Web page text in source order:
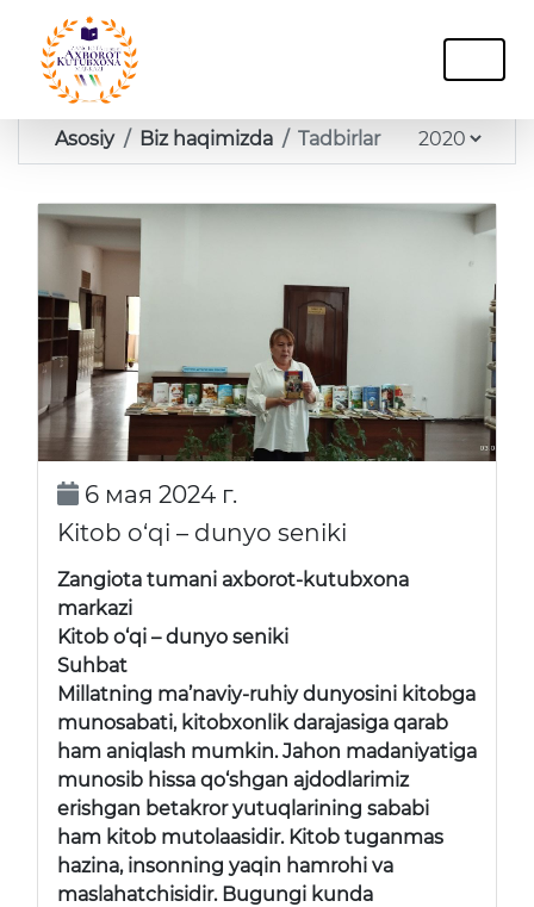
Asosiy Biz haqimizda Tadbirlar
6 мая 2024 г.
Kitob o‘qi – dunyo seniki
Zangiota tumani axborot-kutubxona
markazi
Kitob o‘qi – dunyo seniki
Suhbat
Millatning ma’naviy-ruhiy dunyosini kitobga
munosabati, kitobxonlik darajasiga qarab
ham aniqlash mumkin. Jahon madaniyatiga
munosib hissa qo‘shgan ajdodlarimiz
erishgan betakror yutuqlarining sababi
ham kitob mutolaasidir. Kitob tuganmas
hazina, insonning yaqin hamrohi va
maslahatchisidir. Bugungi kunda